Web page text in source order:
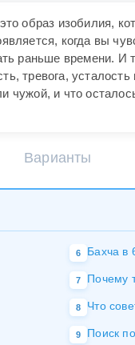
образ изобилия,
когда вы
раньше времени.
тревога,
чужой, и что
Варианты
6 Бахча в
7 Почему
8 Что
9 Поиск